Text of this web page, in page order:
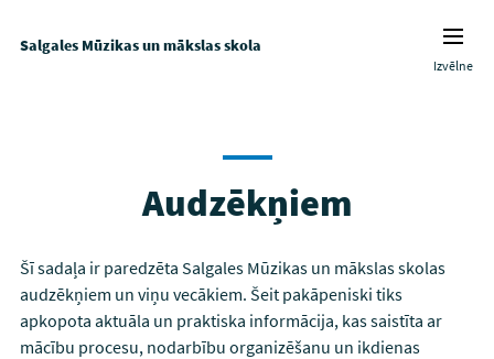
Salgales Mūzikas un mākslas skola
Izvēlne
Audzēkņiem
Šī sadaļa ir paredzēta Salgales Mūzikas un mākslas skolas
audzēkņiem un viņu vecākiem. Šeit pakāpeniski tiks
apkopota aktuāla un praktiska informācija, kas saistīta ar
mācību procesu, nodarbību organizēšanu un ikdienas